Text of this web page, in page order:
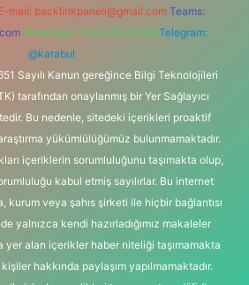
mail: backlinkpaneli@gmail.com Teams:
Whatsapp: 0262 606 0 726 Telegram:
@karabul
Sayılı Kanun gereğince Bilgi Teknolojileri
tarafından onaylanmış bir Yer Sağlayıcı
Bu nedenle, sitedeki içerikleri proaktif
yükümlülüğümüz bulunmamaktadır.
içeriklerin sorumluluğunu taşımakta olup,
kabul etmiş sayılırlar. Bu internet
kurum veya şahıs şirketi ile hiçbir bağlantısı
yalnızca kendi hazırladığımız makaleler
yer alan içerikler haber niteliği taşımamakta
hakkında paylaşım yapılmamaktadır.